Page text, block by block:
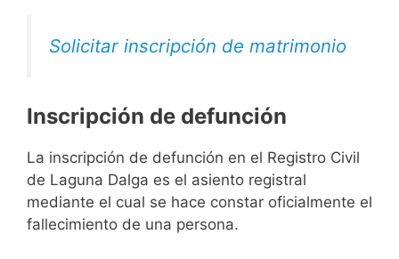
Solicitar inscripción de matrimonio
Inscripción de defunción
La inscripción de defunción en el Registro Civil
de Laguna Dalga es el asiento registral
mediante el cual se hace constar oficialmente el
fallecimiento de una persona.